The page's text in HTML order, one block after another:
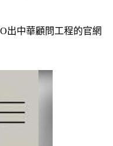
出中華顧問工程的官網